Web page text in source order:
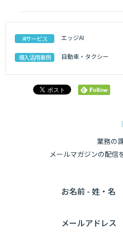
AIサービス エッジAI
導入活用事例 自動車・タクシー
業務の
メールマガジンの配信
お名前 - 姓・名
メールアドレス